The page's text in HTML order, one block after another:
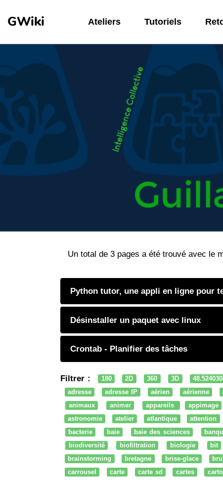
GWiki Ateliers Tutoriels
Un total de 3 pages a été trouvé avec le
Python tutor, une appli en ligne pour
Désinstaller un paquet avec linux
Crontab - Planifier des tâches
Filtrer : 180 2D 360 3D
adresse
adresse IP aérien aérienne
animaux
animer appareils appimage
astronomie
atelier atlantique attention
bacterie
baie baie des sciences
biodiversité
biofiltration biologie bit
brainstorming
bretagne brise-glace
carrousel
carte carte sd cartes